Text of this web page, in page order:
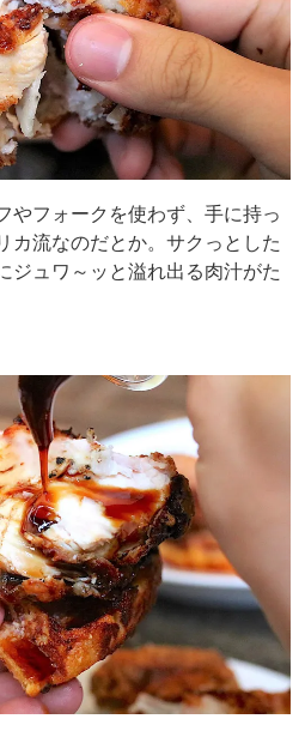
やフォークを使わず、手に持っ
カ流なのだとか。サクっとした
ジュワ～ッと溢れ出る肉汁がた